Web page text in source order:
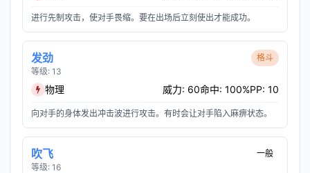
进行先制攻击，使对手畏缩。要在出场后立刻使出才能成功。
发劲
等级: 13
格斗
物理 威力: 60命中: 100%PP: 10
向对手的身体发出冲击波进行攻击。有时会让对手陷入麻痹状态。
吹飞
等级: 16
一般